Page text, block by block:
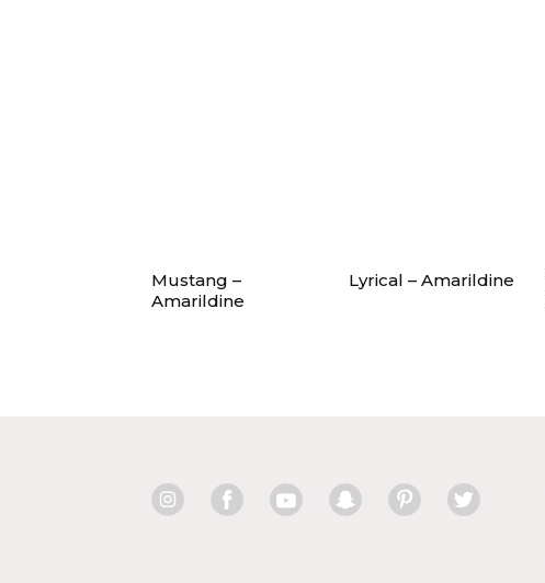
Mustang –
Amarildine
Lyrical – Amarildine